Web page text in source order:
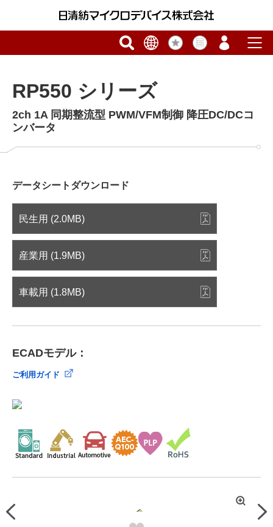
RP550 シリーズ
2ch 1A 同期整流型 PWM/VFM制御 降圧DC/DCコ
ンバータ
データシートダウンロード
民生用 (2.0MB)
産業用 (1.9MB)
車載用 (1.8MB)
ECADモデル：
ご利用ガイド
Previous
拡